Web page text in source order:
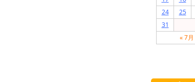
24
25
31
« 7月